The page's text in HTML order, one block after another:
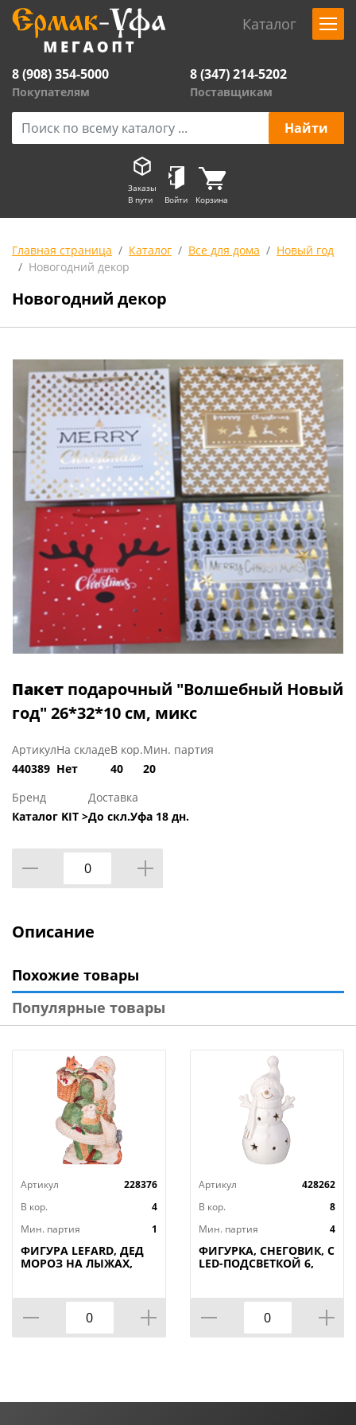
Каталог
8 (908) 354-5000
Покупателям
8 (347) 214-5202
Поставщикам
Заказы
В пути
Войти Корзина
Главная страница Каталог Все для дома
Новый год
Новогодний декор
Новогодний декор
Пакет подарочный "Волшебный Новый
год" 26*32*10 см, микс
Артикул
440389
На складе
Нет
В кор.
40
Мин. партия
20
Бренд
Каталог KIT >
Доставка
До скл.Уфа 18 дн.
Описание
Похожие товары
Популярные товары
Артикул
228376
В кор.
4
Мин. партия
1
ФИГУРА LEFARD, ДЕД
МОРОЗ НА ЛЫЖАХ,
Артикул
428262
В кор.
8
Мин. партия
4
ФИГУРКА, СНЕГОВИК, С
LED-ПОДСВЕТКОЙ 6,